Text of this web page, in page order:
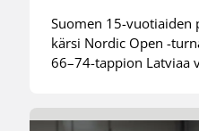
Suomen 15-vuotiaiden
kärsi Nordic Open -
66–74-tappion Latviaa